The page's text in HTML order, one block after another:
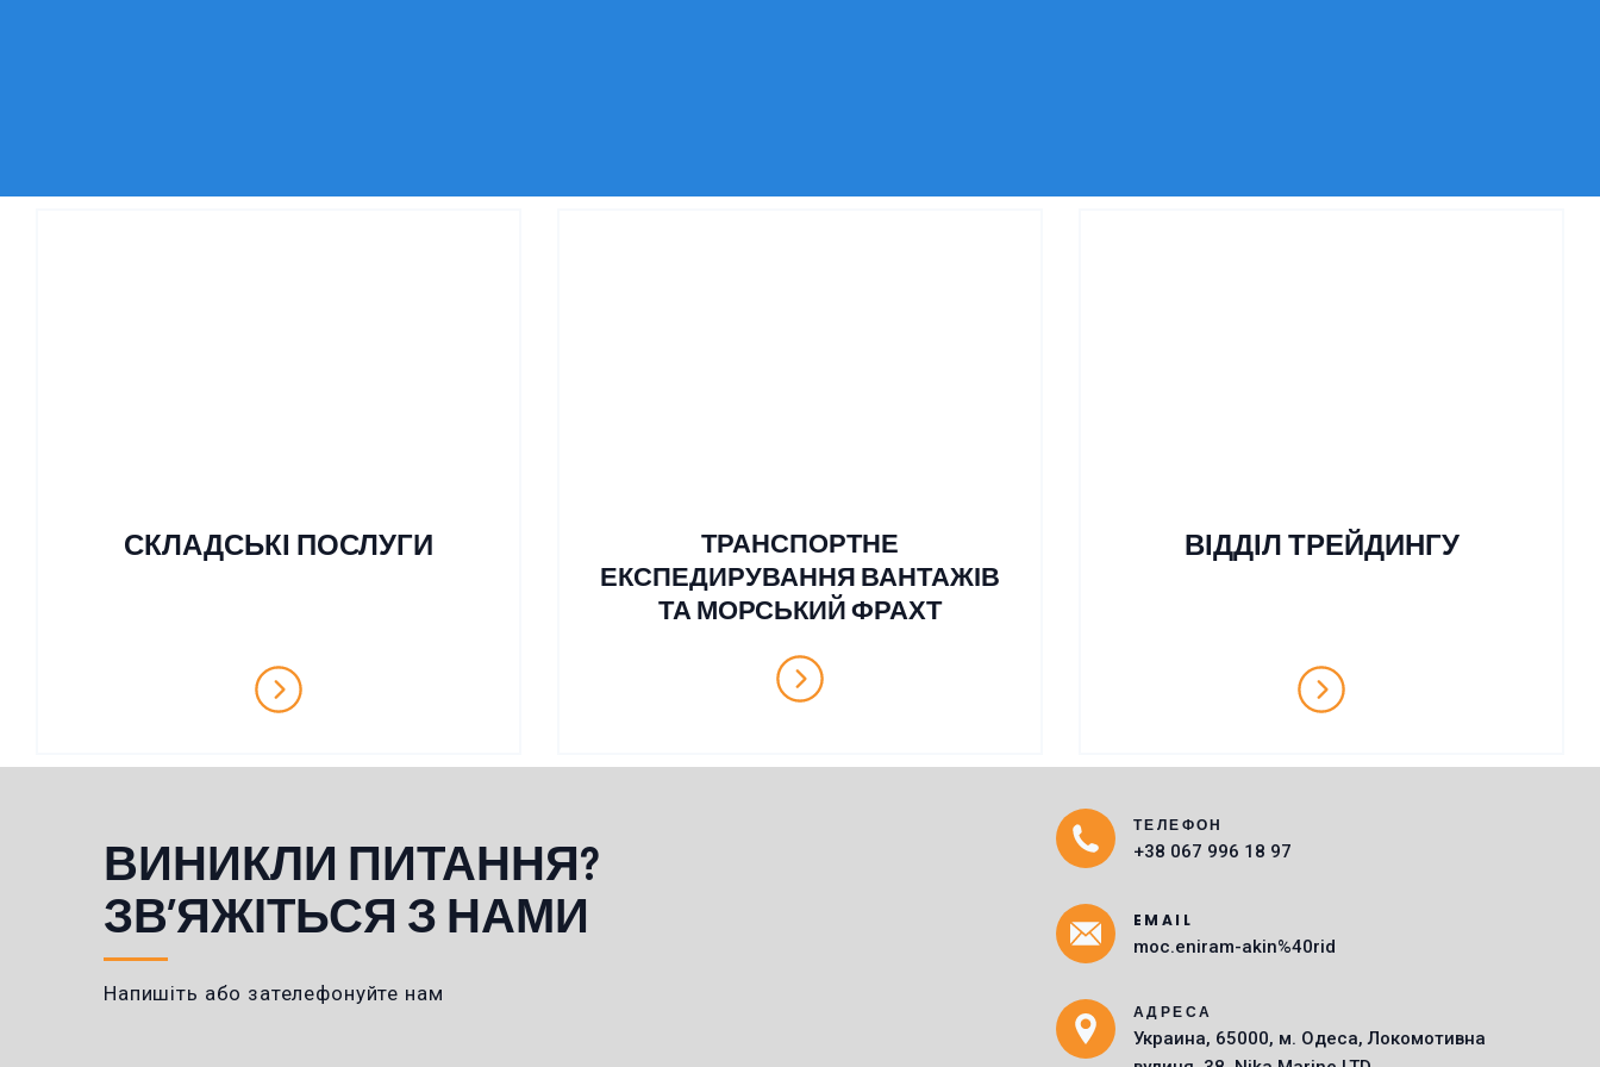
СКЛАДСЬКІ ПОСЛУГИ
ТРАНСПОРТНЕ
ЕКСПЕДИРУВАННЯ ВАНТАЖІВ
ТА МОРСЬКИЙ ФРАХТ
ВІДДІЛ ТРЕЙДИНГУ
ВИНИКЛИ ПИТАННЯ?
ЗВ’ЯЖІТЬСЯ З НАМИ
Напишіть або зателефонуйте нам
ТЕЛЕФОН
+38 067 996 18 97
Main Icons
EMAIL
moc.eniram-akin%40rid
АДРЕСА
Украина, 65000, м. Одеса, Локомотивна